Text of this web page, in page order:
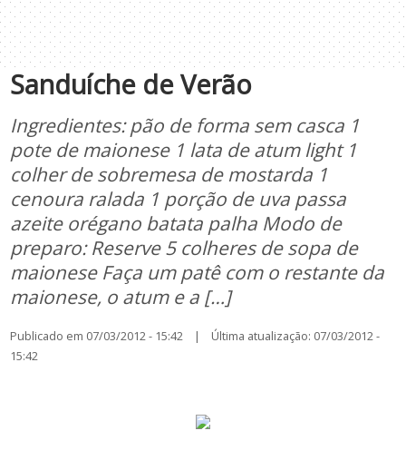
Sanduíche de Verão
Ingredientes: pão de forma sem casca 1
pote de maionese 1 lata de atum light 1
colher de sobremesa de mostarda 1
cenoura ralada 1 porção de uva passa
azeite orégano batata palha Modo de
preparo: Reserve 5 colheres de sopa de
maionese Faça um patê com o restante da
maionese, o atum e a […]
Publicado em 07/03/2012 - 15:42 | Última atualização: 07/03/2012 -
15:42